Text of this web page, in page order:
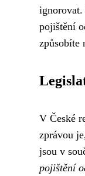
ignorovat.
pojištění
způsobíte
V České
zprávou
jsou v
pojištění